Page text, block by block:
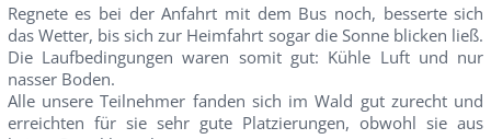
Regnete es bei der Anfahrt mit dem Bus noch, besserte sich
das Wetter, bis sich zur Heimfahrt sogar die Sonne blicken ließ.
Die Laufbedingungen waren somit gut: Kühle Luft und nur
nasser Boden.
Alle unsere Teilnehmer fanden sich im Wald gut zurecht und
erreichten für sie sehr gute Platzierungen, obwohl sie aus